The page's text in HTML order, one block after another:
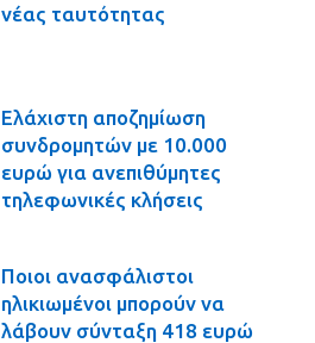
νέας ταυτότητας
Ελάχιστη αποζημίωση
συνδρομητών με 10.000
ευρώ για ανεπιθύμητες
τηλεφωνικές κλήσεις
Ποιοι ανασφάλιστοι
ηλικιωμένοι μπορούν να
λάβουν σύνταξη 418 ευρώ